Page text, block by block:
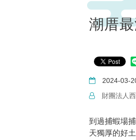
潮厝
2024-03-
財團法人
到過捕蝦場
天獨厚的好